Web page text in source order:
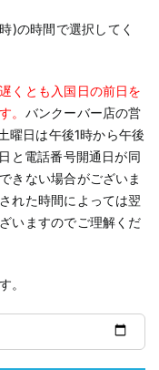
)の時間で選択してく
くとも入国日の前日を
。 バンクーバー店の営
曜日は午後1時から午後
と電話番号開通日が同
きない場合がございま
れた時間によっては翌
いますのでご理解くだ
。